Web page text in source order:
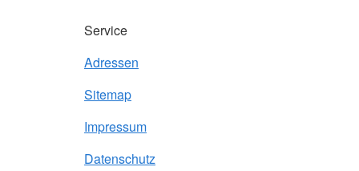
Service
Adressen
Sitemap
Impressum
Datenschutz